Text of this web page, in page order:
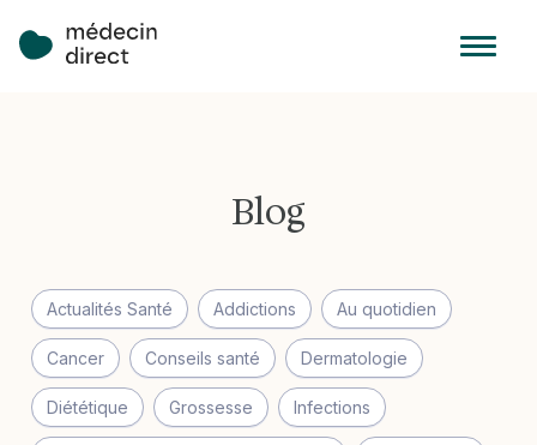
Blog
Actualités Santé Addictions Au quotidien
Cancer Conseils santé Dermatologie
Diététique Grossesse Infections